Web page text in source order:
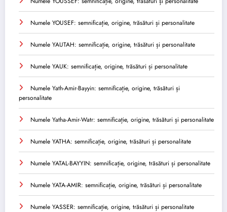
Numele YOUSEF: semnificație, origine, trăsături și personalitate
Numele YAUTAH: semnificație, origine, trăsături și personalitate
Numele YAUK: semnificație, origine, trăsături și personalitate
Numele Yath-Amir-Bayyin: semnificație, origine, trăsături și
personalitate
Numele Yatha-Amir-Watr: semnificație, origine, trăsături și personalitate
Numele YATHA: semnificație, origine, trăsături și personalitate
Numele YATAL-BAYYIN: semnificație, origine, trăsături și personalitate
Numele YATA-AMIR: semnificație, origine, trăsături și personalitate
Numele YASSER: semnificație, origine, trăsături și personalitate